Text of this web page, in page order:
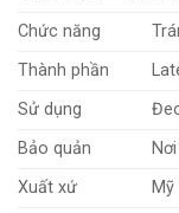
Chức năng
Thành phần
Sử dụng
Bảo quản
Xuất xứ
Mỹ